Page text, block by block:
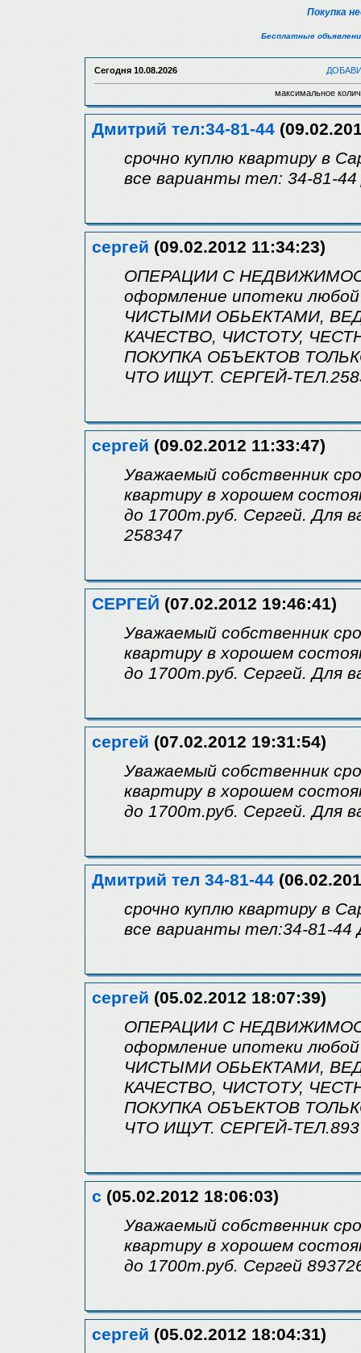
Покупка
Бесплатные
Сегодня 10.08.2026
максимальное
Дмитрий тел:34-81-44
срочно куплю квартиру в
все варианты тел: 34-81-
сергей (09.02.2012 11:34:23)
ОПЕРАЦИИ С
оформление ипотеки
ЧИСТЫМИ ОБЬЕКТАМИ,
КАЧЕСТВО, ЧИСТОТУ,
ПОКУПКА ОБЪЕКТОВ
ЧТО ИЩУТ. СЕРГЕЙ-
сергей (09.02.2012 11:33:47)
Уважаемый собственник
квартиру в хорошем
до 1700т.руб. Сергей. Для
258347
СЕРГЕЙ (07.02.2012 19:46:41)
Уважаемый собственник
квартиру в хорошем
до 1700т.руб. Сергей. Для
сергей (07.02.2012 19:31:54)
Уважаемый собственник
квартиру в хорошем
до 1700т.руб. Сергей. Для
Дмитрий тел 34-81-44
срочно куплю квартиру в
все варианты тел:34-81-
сергей (05.02.2012 18:07:39)
ОПЕРАЦИИ С
оформление ипотеки
ЧИСТЫМИ ОБЬЕКТАМИ,
КАЧЕСТВО, ЧИСТОТУ,
ПОКУПКА ОБЪЕКТОВ
ЧТО ИЩУТ. СЕРГЕЙ-
с (05.02.2012 18:06:03)
Уважаемый собственник
квартиру в хорошем
до 1700т.руб. Сергей
сергей (05.02.2012 18:04:31)